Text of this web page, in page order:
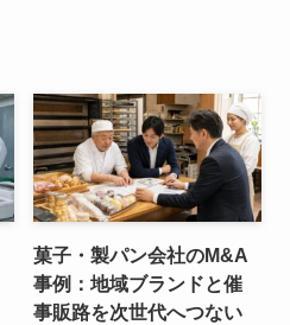
菓子・製パン会社のM&A
事例：地域ブランドと催
事販路を次世代へつない